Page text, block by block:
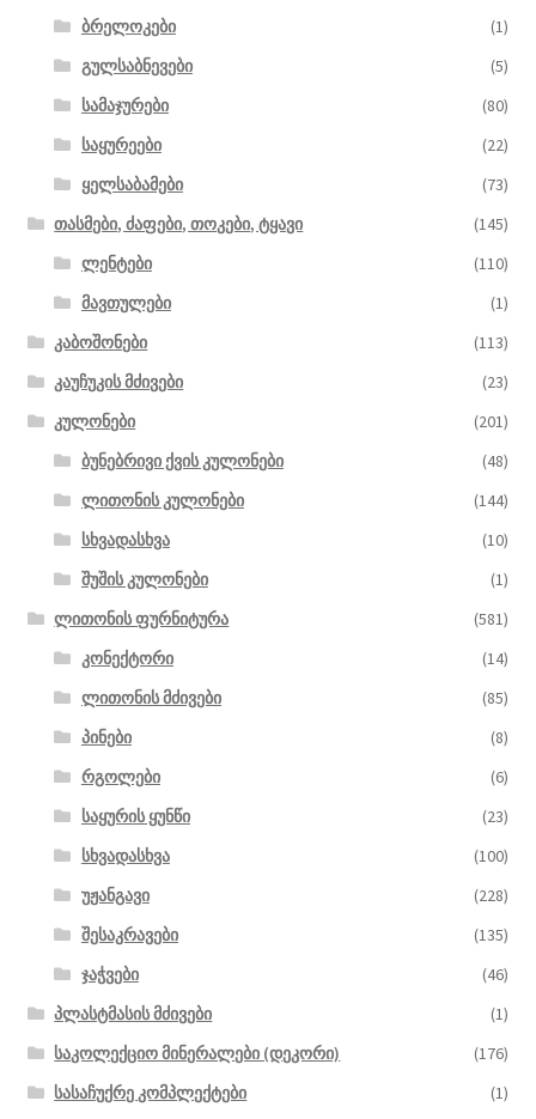
ბრელოკები
(1)
გულსაბნევები
(5)
სამაჯურები
(80)
საყურეები
(22)
ყელსაბამები
(73)
თასმები, ძაფები, თოკები, ტყავი
(145)
ლენტები
(110)
მავთულები
(1)
კაბოშონები
(113)
კაუჩუკის მძივები
(23)
კულონები
(201)
ბუნებრივი ქვის კულონები
(48)
ლითონის კულონები
(144)
სხვადასხვა
(10)
შუშის კულონები
(1)
ლითონის ფურნიტურა
(581)
კონექტორი
(14)
ლითონის მძივები
(85)
პინები
(8)
რგოლები
(6)
საყურის ყუნწი
(23)
სხვადასხვა
(100)
უჟანგავი
(228)
შესაკრავები
(135)
ჯაჭვები
(46)
პლასტმასის მძივები
(1)
საკოლექციო მინერალები (დეკორი)
(176)
სასაჩუქრე კომპლექტები
(1)